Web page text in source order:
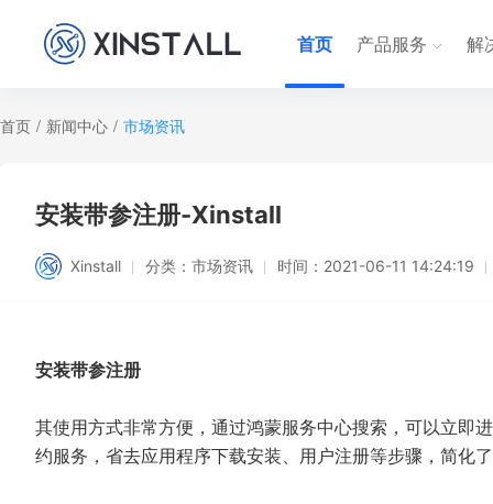
首页 产品服务 解
首页 / 新闻中心 / 市场资讯
安装带参注册-Xinstall
Xinstall 分类： 市场资讯 时间： 2021-06-11 14:24:19
安装带参注册
其使用方式非常方便，通过鸿蒙服务中心搜索，可以立即
约服务，省去应用程序下载安装、用户注册等步骤，简化